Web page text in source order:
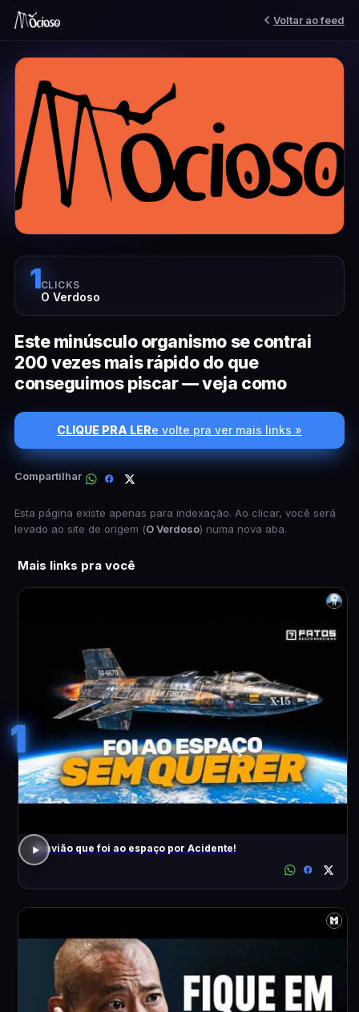
Voltar ao feed
1CLICKS
O Verdoso
Este minúsculo organismo se contrai
200 vezes mais rápido do que
conseguimos piscar — veja como
CLIQUE PRA LERe volte pra ver mais links »
Compartilhar
Esta página existe apenas para indexação. Ao clicar, você será
levado ao site de origem (O Verdoso) numa nova aba.
Mais links pra você
1
O avião que foi ao espaço por Acidente!